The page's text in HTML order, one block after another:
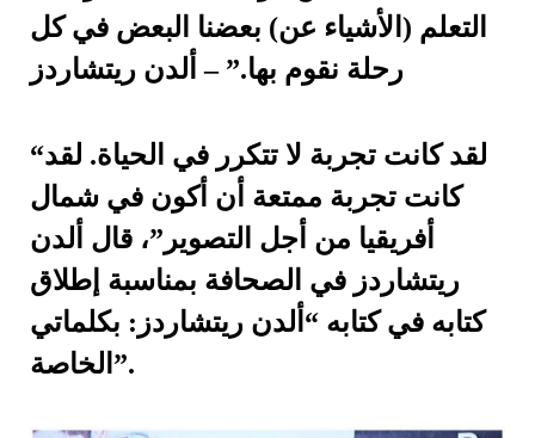
التعلم (الأشياء عن) بعضنا البعض في كل
رحلة نقوم بها.” – ألدن ريتشاردز
“لقد كانت تجربة لا تتكرر في الحياة. لقد
كانت تجربة ممتعة أن أكون في شمال
أفريقيا من أجل التصوير”، قال ألدن
ريتشاردز في الصحافة بمناسبة إطلاق
كتابه في كتابه “ألدن ريتشاردز: بكلماتي
الخاصة”.